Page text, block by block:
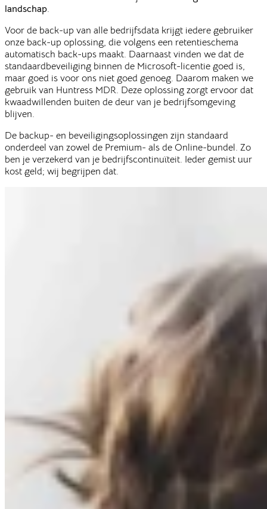
landschap.
Voor de back-up van alle bedrijfsdata krijgt iedere gebruiker
onze back-up oplossing, die volgens een retentieschema
automatisch back-ups maakt. Daarnaast vinden we dat de
standaardbeveiliging binnen de Microsoft-licentie goed is,
maar goed is voor ons niet goed genoeg. Daarom maken we
gebruik van Huntress MDR. Deze oplossing zorgt ervoor dat
kwaadwillenden buiten de deur van je bedrijfsomgeving
blijven.
De backup- en beveiligingsoplossingen zijn standaard
onderdeel van zowel de Premium- als de Online-bundel. Zo
ben je verzekerd van je bedrijfscontinuïteit. Ieder gemist uur
kost geld; wij begrijpen dat.